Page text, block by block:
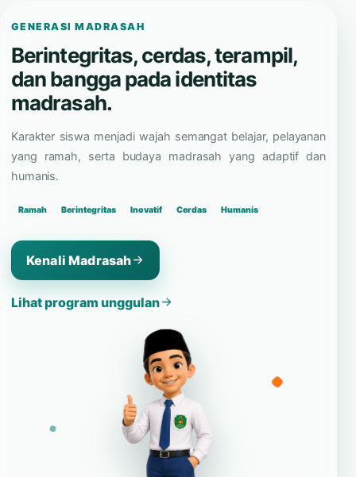
GENERASI MADRASAH
Berintegritas, cerdas, terampil,
dan bangga pada identitas
madrasah.
yang ramah, serta budaya madrasah yang adaptif dan
Ramah Berintegritas Inovatif
Kenali Madrasah
Lihat program unggulan